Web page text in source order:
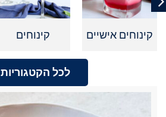
קינוחים אישיים קינוחים
לכל הקטגוריות